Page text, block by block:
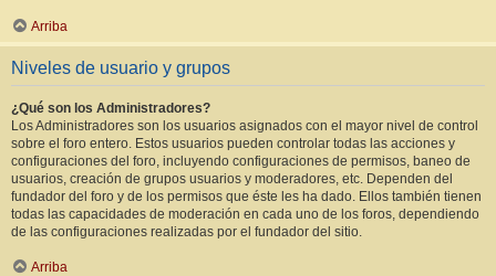
Arriba
Niveles de usuario y grupos
¿Qué son los Administradores?
Los Administradores son los usuarios asignados con el mayor nivel de control
sobre el foro entero. Estos usuarios pueden controlar todas las acciones y
configuraciones del foro, incluyendo configuraciones de permisos, baneo de
usuarios, creación de grupos usuarios y moderadores, etc. Dependen del
fundador del foro y de los permisos que éste les ha dado. Ellos también tienen
todas las capacidades de moderación en cada uno de los foros, dependiendo
de las configuraciones realizadas por el fundador del sitio.
Arriba